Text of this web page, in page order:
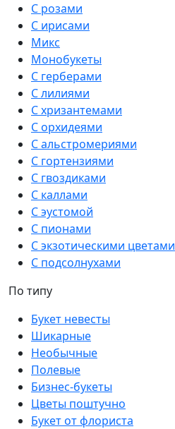
С розами
С ирисами
Микс
Монобукеты
С герберами
С лилиями
С хризантемами
С орхидеями
С альстромериями
С гортензиями
С гвоздиками
С каллами
С эустомой
С пионами
С экзотическими цветами
С подсолнухами
По типу
Букет невесты
Шикарные
Необычные
Полевые
Бизнес-букеты
Цветы поштучно
Букет от флориста